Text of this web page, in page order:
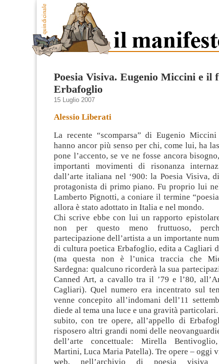
Poesia Visiva. Eugenio Miccini e il
Erbafoglio
15 Luglio 2007
Alessio Liberati
La recente “scomparsa” di Eugenio
hanno ancor più senso per chi, come lui, ha
pone l’accento, se ve ne fosse ancora
importanti movimenti di risonanza
dall’arte italiana nel ‘900:la Poesia Visiva,
protagonista di primo piano. Fu proprio lui
Lamberto Pignotti, a coniare il termine
allora è stato adottato in Italia e nel mondo.
Chi scrive ebbe con lui un rapporto
non per questo meno fruttuoso,
partecipazione dell’artista a un importante
di cultura poetica Erbafoglio, edita a Cagliari
(ma questa non è l’unica traccia che
Sardegna: qualcuno ricorderà la sua
Canned Art, a cavallo tra il ’79 e l’80,
Cagliari). Quel numero era incentrato sul
venne concepito all’indomani dell’11
diede al tema una luce e una gravità
subito, con tre opere, all’appello di
risposero altri grandi nomi delle
dell’arte concettuale: Mirella
Martini, Luca Maria Patella). Tre opere – oggi
web, nell’archivio di poesia visiva